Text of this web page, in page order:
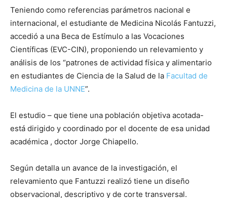
Teniendo como referencias parámetros nacional e
internacional, el estudiante de Medicina Nicolás Fantuzzi,
accedió a una Beca de Estímulo a las Vocaciones
Científicas (EVC-CIN), proponiendo un relevamiento y
análisis de los “patrones de actividad física y alimentario
en estudiantes de Ciencia de la Salud de la Facultad de
Medicina de la UNNE”.
El estudio – que tiene una población objetiva acotada-
está dirigido y coordinado por el docente de esa unidad
académica , doctor Jorge Chiapello.
Según detalla un avance de la investigación, el
relevamiento que Fantuzzi realizó tiene un diseño
observacional, descriptivo y de corte transversal.